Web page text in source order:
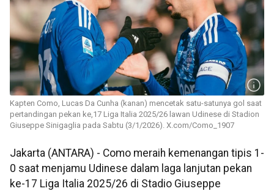
Kapten Como, Lucas Da Cunha (kanan) mencetak satu-satunya gol saat
pertandingan pekan ke,17 Liga Italia 2025/26 lawan Udinese di Stadion
Giuseppe Sinigaglia pada Sabtu (3/1/2026). X.com/Como_1907
Jakarta (ANTARA) - Como meraih kemenangan tipis 1-
0 saat menjamu Udinese dalam laga lanjutan pekan
ke-17 Liga Italia 2025/26 di Stadio Giuseppe